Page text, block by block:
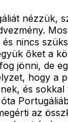
nézzük,
és nincs
őket a
jönni, de
hogy a
és
az